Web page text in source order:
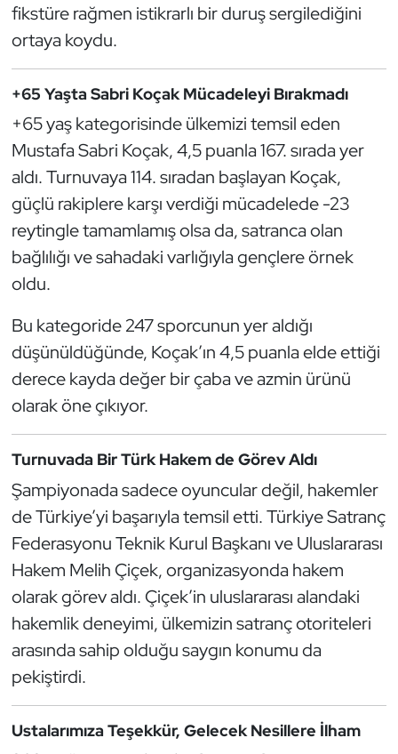
fikstüre rağmen istikrarlı bir duruş sergilediğini
ortaya koydu.
+65 Yaşta Sabri Koçak Mücadeleyi Bırakmadı
+65 yaş kategorisinde ülkemizi temsil eden
Mustafa Sabri Koçak, 4,5 puanla 167. sırada yer
aldı. Turnuvaya 114. sıradan başlayan Koçak,
güçlü rakiplere karşı verdiği mücadelede -23
reytingle tamamlamış olsa da, satranca olan
bağlılığı ve sahadaki varlığıyla gençlere örnek
oldu.
Bu kategoride 247 sporcunun yer aldığı
düşünüldüğünde, Koçak’ın 4,5 puanla elde ettiği
derece kayda değer bir çaba ve azmin ürünü
olarak öne çıkıyor.
Turnuvada Bir Türk Hakem de Görev Aldı
Şampiyonada sadece oyuncular değil, hakemler
de Türkiye’yi başarıyla temsil etti. Türkiye Satranç
Federasyonu Teknik Kurul Başkanı ve Uluslararası
Hakem Melih Çiçek, organizasyonda hakem
olarak görev aldı. Çiçek’in uluslararası alandaki
hakemlik deneyimi, ülkemizin satranç otoriteleri
arasında sahip olduğu saygın konumu da
pekiştirdi.
Ustalarımıza Teşekkür, Gelecek Nesillere İlham
Özel Sporcular
Paralimpik
Ragbi
Su Topu
Sualtı Sporları
Tenis
Triatlon
Voleybol
Vücut Geliştirme Fitness
Wushu Kungfu
Yelken
Yüzme